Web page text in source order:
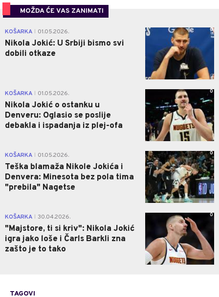
MOŽDA ĆE VAS ZANIMATI
KOŠARKA 01.05.2026.
Nikola Jokić: U Srbiji bismo svi
dobili otkaze
0
KOŠARKA 01.05.2026.
Nikola Jokić o ostanku u
Denveru: Oglasio se poslije
debakla i ispadanja iz plej-ofa
0
KOŠARKA 01.05.2026.
Teška blamaža Nikole Jokića i
Denvera: Minesota bez pola tima
"prebila" Nagetse
0
KOŠARKA 30.04.2026.
"Majstore, ti si kriv": Nikola Jokić
igra jako loše i Čarls Barkli zna
zašto je to tako
0
TAGOVI